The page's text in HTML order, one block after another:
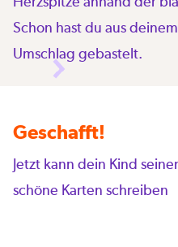
Schon hast du aus
Umschlag gebastelt.
Geschafft!
Jetzt kann dein Kind
schöne Karten schreiben